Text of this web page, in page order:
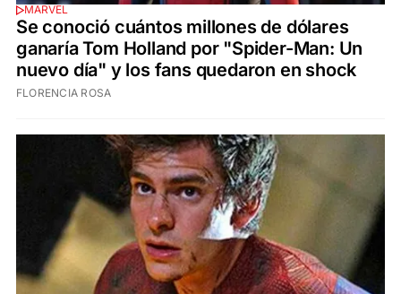
MARVEL
Se conoció cuántos millones de dólares
ganaría Tom Holland por "Spider-Man: Un
nuevo día" y los fans quedaron en shock
FLORENCIA ROSA